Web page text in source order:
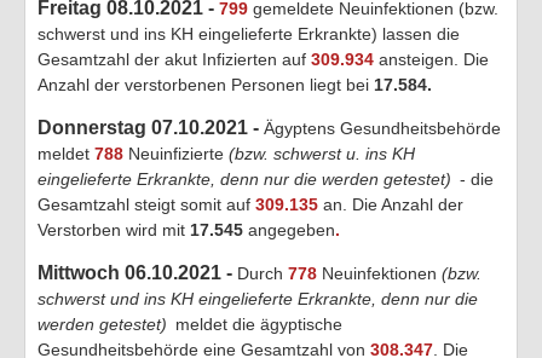
Freitag 08.10.2021 - 799 gemeldete Neuinfektionen (bzw.
schwerst und ins KH eingelieferte Erkrankte) lassen die
Gesamtzahl der akut Infizierten auf 309.934 ansteigen. Die
Anzahl der verstorbenen Personen liegt bei 17.584.
Donnerstag 07.10.2021 - Ägyptens Gesundheitsbehörde
meldet 788 Neuinfizierte (bzw. schwerst u. ins KH
eingelieferte Erkrankte, denn nur die werden getestet) - die
Gesamtzahl steigt somit auf 309.135 an. Die Anzahl der
Verstorben wird mit 17.545 angegeben.
Mittwoch 06.10.2021 - Durch 778 Neuinfektionen (bzw.
schwerst und ins KH eingelieferte Erkrankte, denn nur die
werden getestet) meldet die ägyptische
Gesundheitsbehörde eine Gesamtzahl von 308.347 . Die